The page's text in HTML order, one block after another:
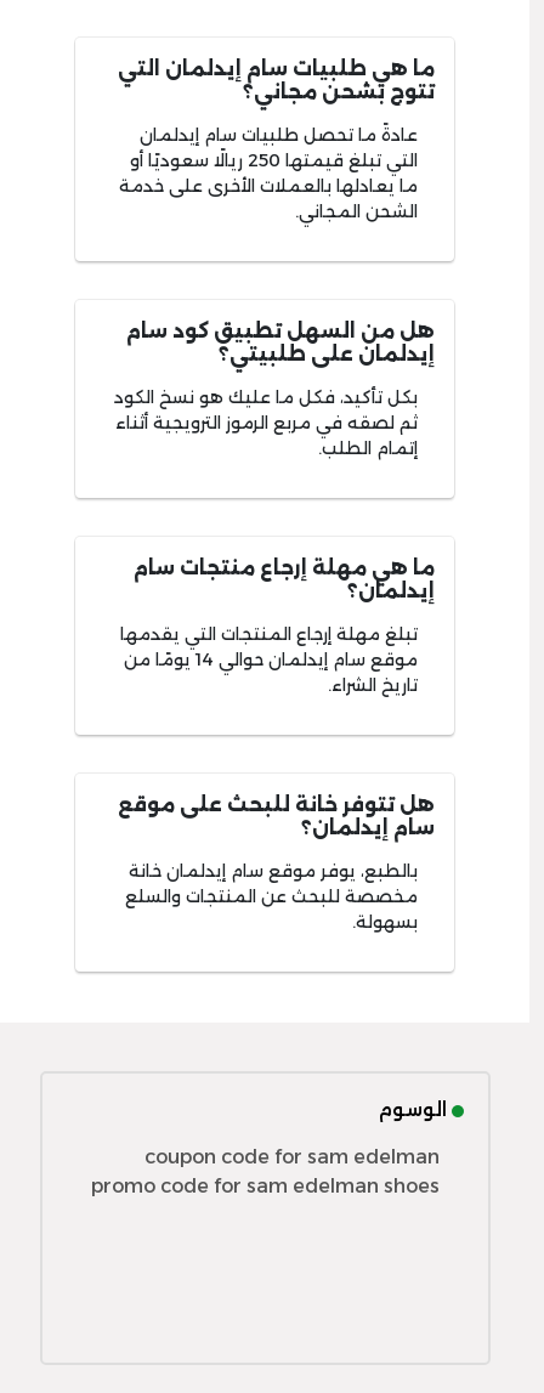
ما هي طلبيات سام إيدلمان التي
تتوج بشحن مجاني؟
عادةً ما تحصل طلبيات سام إيدلمان
التي تبلغ قيمتها 250 ريالًا سعوديًا أو
ما يعادلها بالعملات الأخرى على خدمة
الشحن المجاني.
هل من السهل تطبيق كود سام
إيدلمان على طلبيتي؟
بكل تأكيد، فكل ما عليك هو نسخ الكود
ثم لصقه في مربع الرموز الترويجية أثناء
إتمام الطلب.
ما هي مهلة إرجاع منتجات سام
إيدلمان؟
تبلغ مهلة إرجاع المنتجات التي يقدمها
موقع سام إيدلمان حوالي 14 يومًا من
تاريخ الشراء.
هل تتوفر خانة للبحث على موقع
سام إيدلمان؟
بالطبع، يوفر موقع سام إيدلمان خانة
مخصصة للبحث عن المنتجات والسلع
بسهولة.
الوسوم
coupon code for sam edelman
promo code for sam edelman shoes